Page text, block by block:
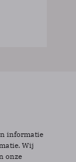
informatie
Wij
onze